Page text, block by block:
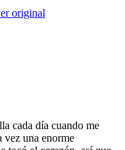
original
cada día cuando me
vez una enorme